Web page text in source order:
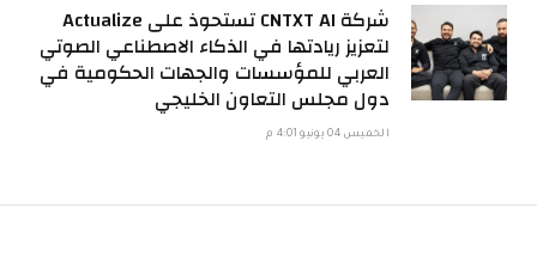
شركة CNTXT AI تستحوذ على Actualize
لتعزيز ريادتها في الذكاء الاصطناعي الصوتي
العربي للمؤسسات والجهات الحكومية في
دول مجلس التعاون الخليجي
الخميس 04 يونيو 4:01 م